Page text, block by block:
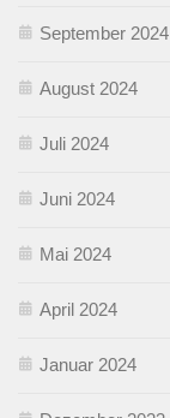
September 2024
August 2024
Juli 2024
Juni 2024
Mai 2024
April 2024
Januar 2024